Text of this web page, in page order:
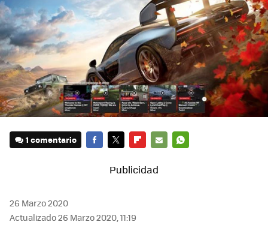
1 comentario
MAIL
26 Marzo 2020
Actualizado 26 Marzo 2020, 11:19